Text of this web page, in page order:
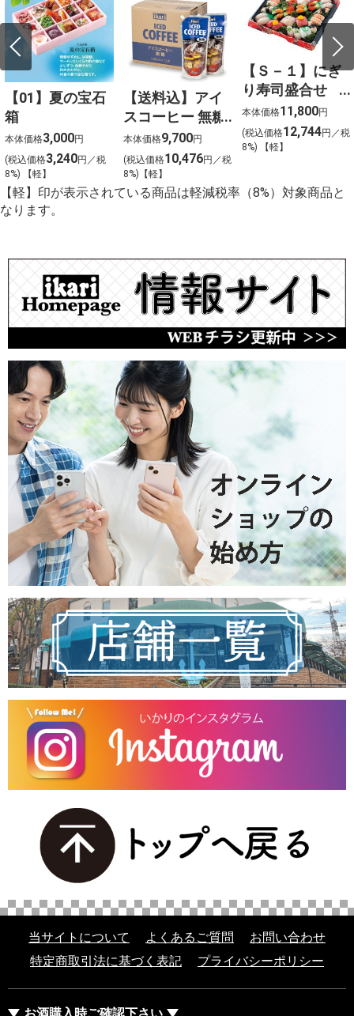
【01】夏の宝石
箱
本体価格3,000円
(税込価格3,240円／税
8%) 【軽】
【送料込】アイ
スコーヒー 無糖
〈ケース販売〉
本体価格9,700円
(税込価格10,476円／税
8%)【軽】
【Ｓ－１】にぎ
り寿司盛合せ
（上）〈４人
前〉
本体価格11,800円
(税込価格12,744円／税
8%) 【軽】
【軽】印が表示されている商品は軽減税率（8%）対象商品と
なります。
当サイトについて よくあるご質問
お問い合わせ
特定商取引法に基づく表記
プライバシーポリシー